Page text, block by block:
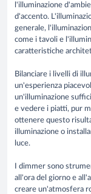
l'illuminazione
d'accento.
generale,
come i tavoli e
caratteristiche
Bilanciare i livelli di
un'esperienza
un'illuminazione
e vedere i piatti, pur
ottenere questo
illuminazione o
luce.
I dimmer sono
all'ora del giorno e
creare un'atmosfera